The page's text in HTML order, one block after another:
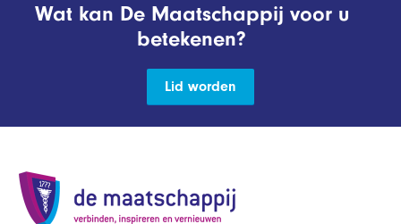
Wat kan De Maatschappij voor u
betekenen?
Lid worden